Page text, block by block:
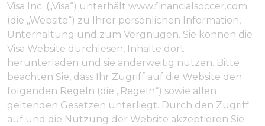
Visa Inc. („Visa“) unterhält www.financialsoccer.com
(die „Website“) zu Ihrer persönlichen Information,
Unterhaltung und zum Vergnügen. Sie können die
Visa Website durchlesen, Inhalte dort
herunterladen und sie anderweitig nutzen. Bitte
beachten Sie, dass Ihr Zugriff auf die Website den
folgenden Regeln (die „Regeln“) sowie allen
geltenden Gesetzen unterliegt. Durch den Zugriff
auf und die Nutzung der Website akzeptieren Sie